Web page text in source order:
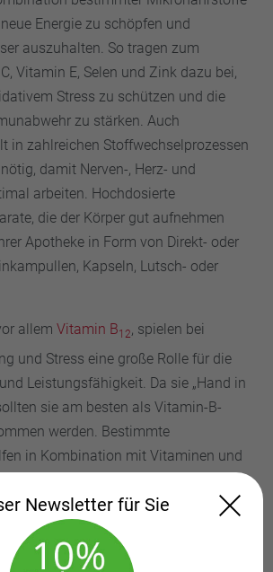
Energie zu schöpfen und
auszuhalten. So tragen zum
Vitamin E, Selen und Zink dazu bei,
Stress zu schützen und die
zu stärken. Auch
in zahlreichen Stoffwechselprozessen
damit Nerven-, Herz- und
arbeiten. Hochdosierte
die der Körper gut aufnehmen
Apotheke in Form von Direkt- oder
Kapseln, Lutsch- oder
allem Vitamin B12, spielen bei
und Stress eine große Rolle für die
Leistungsfähigkeit. Da sie „Hand in
sie am besten als Vitamin-B-
werden. Bestimmte
in Kombination mit Vitaminen und
kurzfristig und langfristig bei
füllen die Energiereserven wieder auf.
Newsletter für Sie